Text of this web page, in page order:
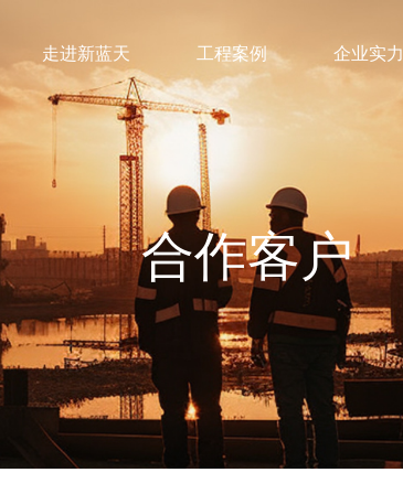
走进新蓝天 工程案例 企业实力
合作客户